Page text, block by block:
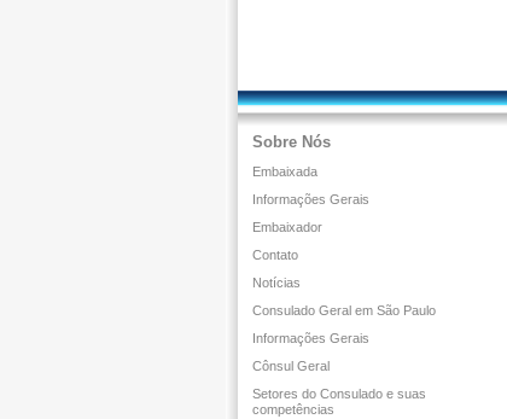
Sobre Nós
Embaixada
Informações Gerais
Embaixador
Contato
Notícias
Consulado Geral em São Paulo
Informações Gerais
Cônsul Geral
Setores do Consulado e suas
competências